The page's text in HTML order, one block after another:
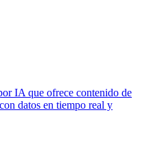
IA que ofrece contenido de
datos en tiempo real y